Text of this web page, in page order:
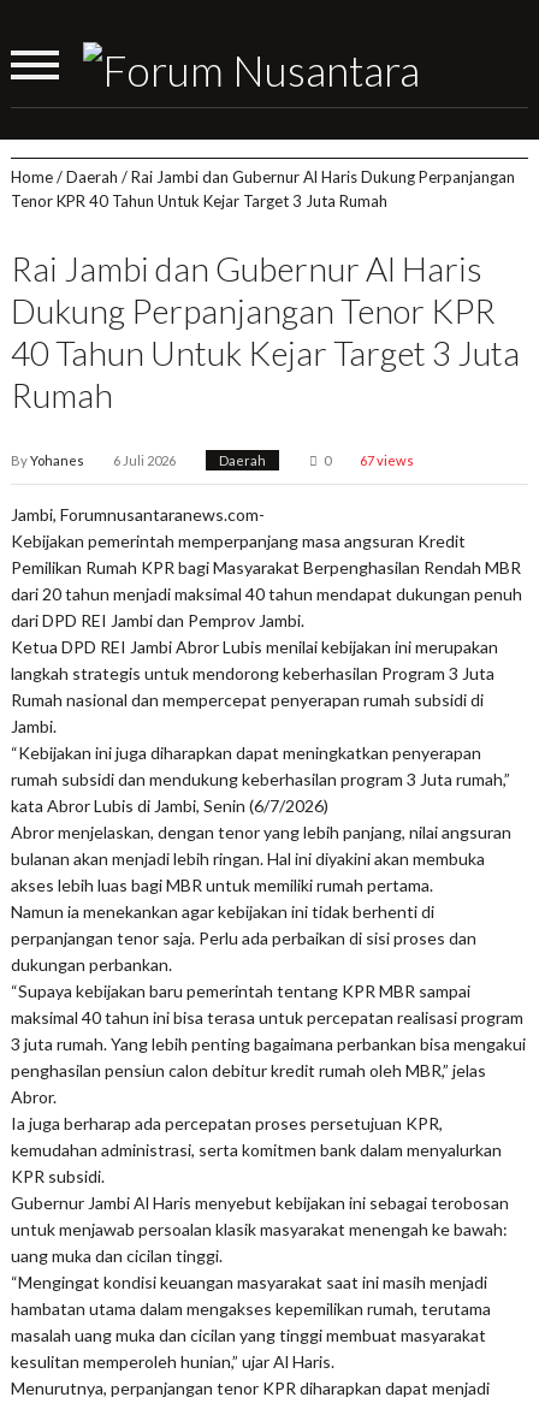
Home/Daerah /Rai Jambi dan Gubernur Al Haris Dukung Perpanjangan
Tenor KPR 40 Tahun Untuk Kejar Target 3 Juta Rumah
Rai Jambi dan Gubernur Al Haris
Dukung Perpanjangan Tenor KPR
40 Tahun Untuk Kejar Target 3 Juta
Rumah
ByYohanes 6 Juli 2026 Daerah 0 67 views
Jambi, Forumnusantaranews.com-
Kebijakan pemerintah memperpanjang masa angsuran Kredit
Pemilikan Rumah KPR bagi Masyarakat Berpenghasilan Rendah MBR
dari 20 tahun menjadi maksimal 40 tahun mendapat dukungan penuh
dari DPD REI Jambi dan Pemprov Jambi.
Ketua DPD REI Jambi Abror Lubis menilai kebijakan ini merupakan
langkah strategis untuk mendorong keberhasilan Program 3 Juta
Rumah nasional dan mempercepat penyerapan rumah subsidi di
Jambi.
“Kebijakan ini juga diharapkan dapat meningkatkan penyerapan
rumah subsidi dan mendukung keberhasilan program 3 Juta rumah,”
kata Abror Lubis di Jambi, Senin (6/7/2026)
Abror menjelaskan, dengan tenor yang lebih panjang, nilai angsuran
bulanan akan menjadi lebih ringan. Hal ini diyakini akan membuka
akses lebih luas bagi MBR untuk memiliki rumah pertama.
Namun ia menekankan agar kebijakan ini tidak berhenti di
perpanjangan tenor saja. Perlu ada perbaikan di sisi proses dan
dukungan perbankan.
“Supaya kebijakan baru pemerintah tentang KPR MBR sampai
maksimal 40 tahun ini bisa terasa untuk percepatan realisasi program
3 juta rumah. Yang lebih penting bagaimana perbankan bisa mengakui
penghasilan pensiun calon debitur kredit rumah oleh MBR,” jelas
Abror.
Ia juga berharap ada percepatan proses persetujuan KPR,
kemudahan administrasi, serta komitmen bank dalam menyalurkan
KPR subsidi.
Gubernur Jambi Al Haris menyebut kebijakan ini sebagai terobosan
untuk menjawab persoalan klasik masyarakat menengah ke bawah:
uang muka dan cicilan tinggi.
“Mengingat kondisi keuangan masyarakat saat ini masih menjadi
hambatan utama dalam mengakses kepemilikan rumah, terutama
masalah uang muka dan cicilan yang tinggi membuat masyarakat
kesulitan memperoleh hunian,” ujar Al Haris.
Menurutnya, perpanjangan tenor KPR diharapkan dapat menjadi